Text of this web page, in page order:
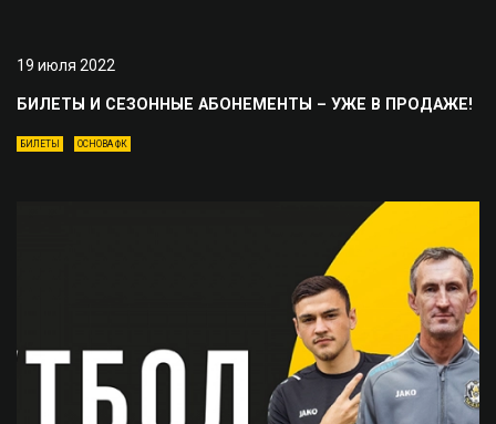
19 июля 2022
БИЛЕТЫ И СЕЗОННЫЕ АБОНЕМЕНТЫ – УЖЕ В ПРОДАЖЕ!
БИЛЕТЫ ОСНОВА ФК